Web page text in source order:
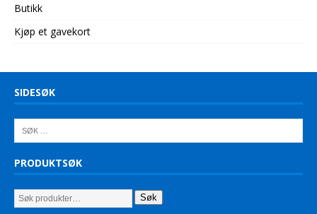
Butikk
Kjøp et gavekort
SIDESØK
PRODUKTSØK
Søk